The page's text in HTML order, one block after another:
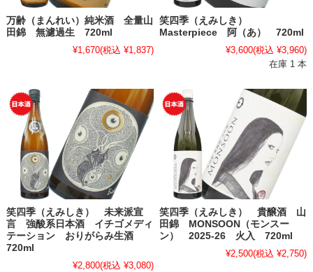
万齢（まんれい）純米酒 全量山
田錦 無濾過生 720ml
¥1,670(税込 ¥1,837)
笑四季（えみしき）
Masterpiece 阿（あ） 720ml
¥3,600(税込 ¥3,960)
在庫 1 本
笑四季（えみしき） 未来派宣
言 強酸系日本酒 イチゴメディ
テーション おりがらみ生酒
720ml
¥2,800(税込 ¥3,080)
笑四季（えみしき） 貴醸酒 山
田錦 MONSOON（モンスー
ン） 2025-26 火入 720ml
¥2,500(税込 ¥2,750)